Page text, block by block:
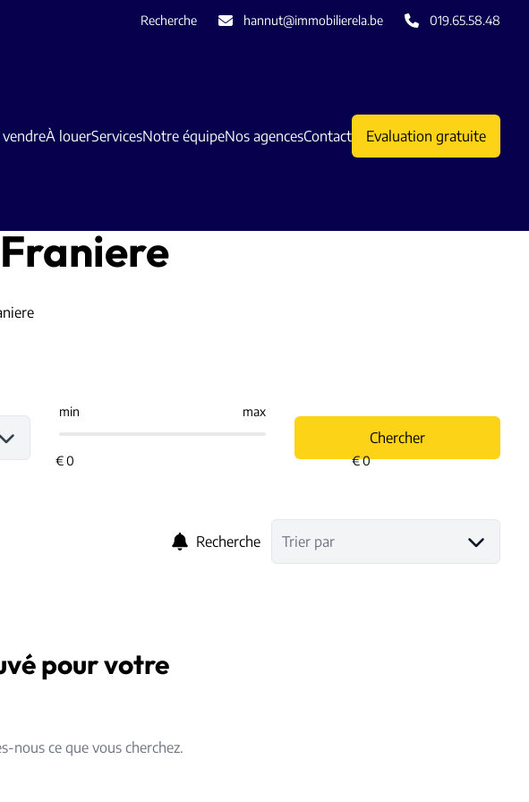
Recherche hannut@immobilierela.be 019.65.58.48
À louerServicesNotre équipeNos agencesContact Evaluation gratuite
min max
Chercher
Recherche Trier par
pour votre
nous ce que vous cherchez.